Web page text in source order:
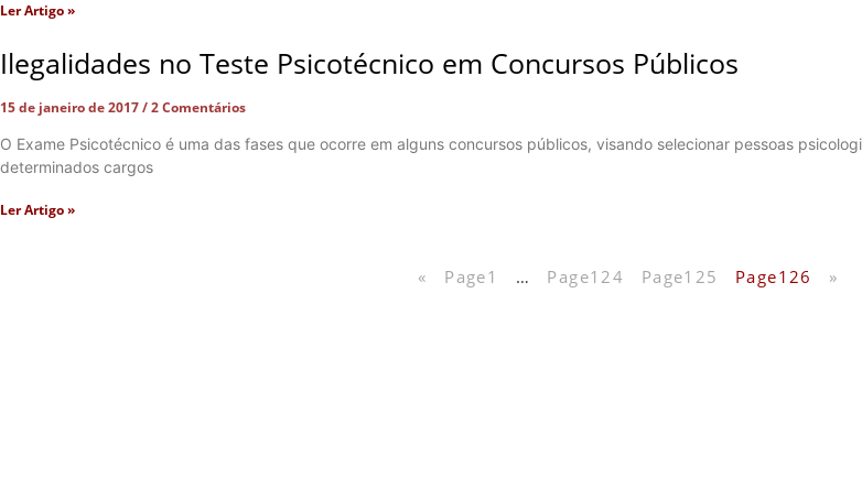
Ler Artigo »
Ilegalidades no Teste Psicotécnico em Concursos Públicos
15 de janeiro de 2017
2 Comentários
O Exame Psicotécnico é uma das fases que ocorre em alguns concursos públicos, visando selecionar pessoas
determinados cargos
Ler Artigo »
« Page1 … Page124 Page125 Page126 »